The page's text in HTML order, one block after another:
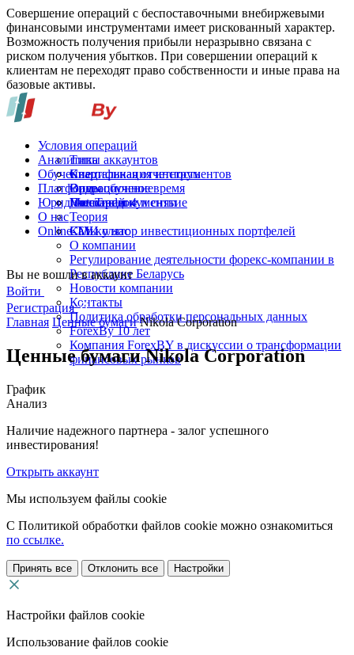
Совершение операций с беспоставочными внебиржевыми
финансовыми инструментами имеет рискованный характер.
Возможность получения прибыли неразрывно связана с
риском получения убытков. При совершении операций к
клиентам не переходят право собственности и иные права на
базовые активы.
Условия операций
Типы аккаунтов
Спецификация инструментов
Операционное время
Пополнение и снятие
Аналитика
Квартальная отчетность
Обучение
Видеообучение
Глоссарий
Теория
Калькулятор инвестиционных портфелей
Платформы
MetaTrader 4
Юридические документы
О нас
СМИ о нас
О компании
Регулирование деятельности форекс-компании в
Республике Беларусь
Новости компании
Контакты
Политика обработки персональных данных
ForexBy 10 лет
Компания ForexBY в дискуссии о трансформации
финансовых рынков
Online-TV
Вы не вошли в аккаунт
Войти
Регистрация
Главная Ценные бумаги Nikola Corporation
Ценные бумаги Nikola Corporation
График
Анализ
Наличие надежного партнера - залог успешного
инвестирования!
Открыть аккаунт
Мы используем файлы cookie
С Политикой обработки файлов cookie можно ознакомиться
по ссылке.
Принять все Отклонить все Настройки
Настройки файлов cookie
Использование файлов cookie